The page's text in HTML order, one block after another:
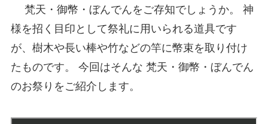
梵天・御幣・ぼんでんをご存知でしょうか。 神
様を招く目印として祭礼に用いられる道具です
が、樹木や長い棒や竹などの竿に幣束を取り付け
たものです。 今回はそんな 梵天・御幣・ぼんでん
のお祭りをご紹介しま す。